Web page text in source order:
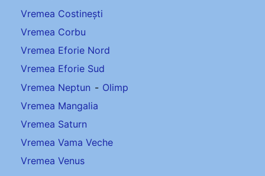
Vremea Costinești
Vremea Corbu
Vremea Eforie Nord
Vremea Eforie Sud
Vremea Neptun - Olimp
Vremea Mangalia
Vremea Saturn
Vremea Vama Veche
Vremea Venus